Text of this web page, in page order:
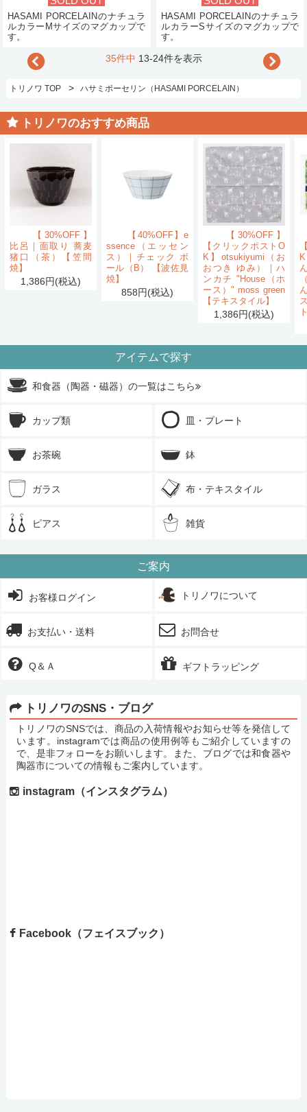
HASAMI PORCELAINのナチュラ
ルカラーMサイズのマグカップで
す。
HASAMI PORCELAINのナチュラ
ルカラーSサイズのマグカップで
す。
35件中 13-24件を表示
トリノワ TOP > ハサミポーセリン（HASAMI PORCELAIN）
トリノワのおすすめ商品
【30%OFF】
比呂｜面取り 蕎麦
猪口（茶）【笠間
焼】
1,386円(税込)
【40%OFF】e
ssence（エッセン
ス）｜チェック ボ
ール（B） 【波佐見
焼】
858円(税込)
【30%OFF】
【クリックポストO
K】otsukiyumi（お
おつき ゆみ）｜ハ
ンカチ "House（ホ
ース）" moss green
【テキスタイル】
1,386円(税込)
アイテムで探す
和食器（陶器・磁器）の一覧はこちら
カップ類 皿・プレート
お茶碗 鉢
ガラス 布・テキスタイル
ピアス 雑貨
ご案内
お客様ログイン トリノワについて
お支払い・送料 お問合せ
Q＆Ａ ギフトラッピング
トリノワのSNS・ブログ
トリノワのSNSでは、商品の入荷情報やお知らせ等を発信して
います。instagramでは商品の使用例等もご紹介していますの
で、是非フォローをお願いします。また、ブログでは和食器や
陶器市についての情報もご案内しています。
instagram（インスタグラム）
Facebook（フェイスブック）